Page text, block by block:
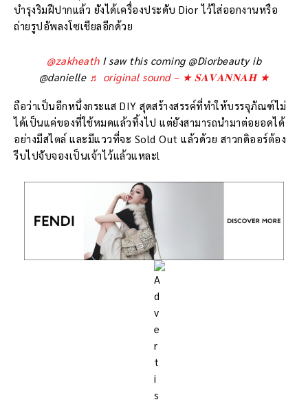
บำรุงริมฝีปากแล้ว ยังได้เครื่องประดับ Dior ไว้ใส่ออกงานหรือ
ถ่ายรูปอัพลงโซเชียลอีกด้วย
@zakheathI saw this coming @Diorbeauty ib
@danielle ♬ original sound – ★ 𝐒𝐀𝐕𝐀𝐍𝐍𝐀𝐇 ★
ถือว่าเป็นอีกหนึ่งกระแส DIY สุดสร้างสรรค์ที่ทำให้บรรจุภัณฑ์ไม่
ได้เป็นแค่ของที่ใช้หมดแล้วทิ้งไป แต่ยังสามารถนำมาต่อยอดได้
อย่างมีสไตล์ และมีแววที่จะ Sold Out แล้วด้วย สาวกดิออร์ต้อง
รีบไปจับจองเป็นเจ้าไว้แล้วแหละl